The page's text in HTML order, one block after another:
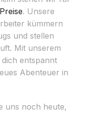
Preise. Unsere
kümmern
und stellen
Mit unserem
entspannt
Abenteuer in
uns noch heute,